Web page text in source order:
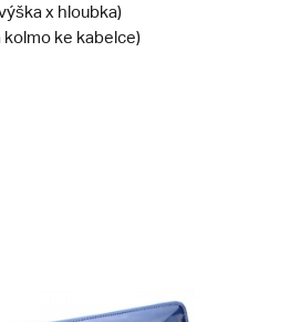
x hloubka)
ke kabelce)